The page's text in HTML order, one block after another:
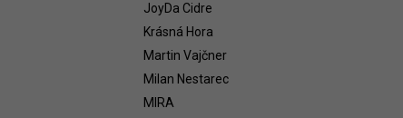
JoyDa Cidre
Krásná Hora
Martin Vajčner
Milan Nestarec
MIRA